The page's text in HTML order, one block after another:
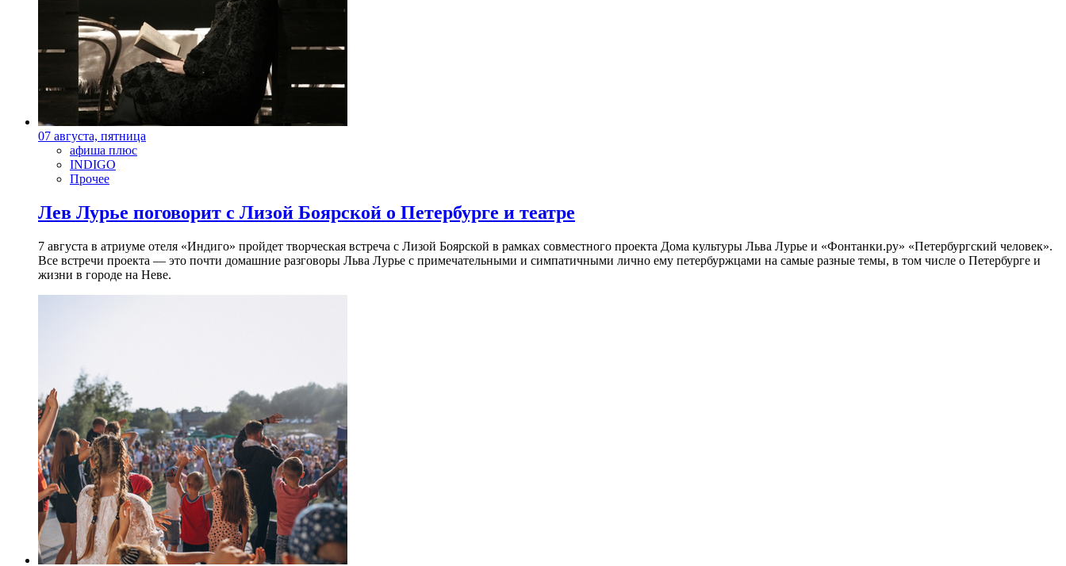
07 августа, пятница
афиша плюс
INDIGO
Прочее
Лев Лурье поговорит с Лизой Боярской о Петербурге и театре
7 августа в атриуме отеля «Индиго» пройдет творческая встреча с Лизой Боярской в рамках совместного проекта Дома культуры Льва Лурье и «Фонтанки.ру» «Петербургский человек».
Все встречи проекта — это почти домашние разговоры Льва Лурье с примечательными и симпатичными лично ему петербуржцами на самые разные темы, в том числе о Петербурге и
жизни в городе на Неве.